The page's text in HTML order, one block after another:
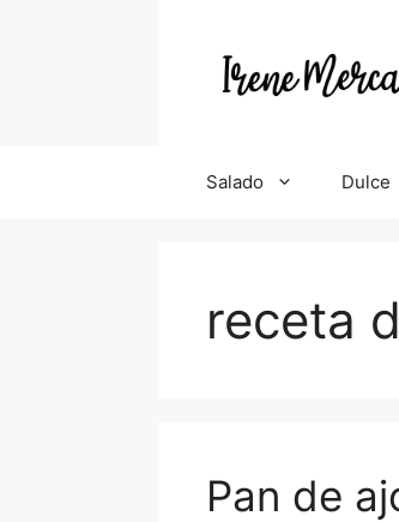
Salado Dulce
receta
Pan de